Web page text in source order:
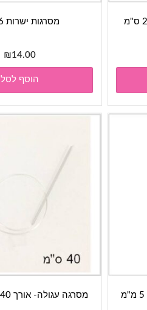
מסרגות ישרות 6 מ"מ
₪14.00
הוסף לסל
מסרגה עגולה- אורך 40 ס"מ- 2 מ"מ